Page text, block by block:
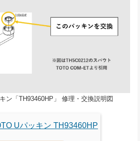
ン「TH93460HP」 修理・交換説明図
Uパッキン TH93460HP